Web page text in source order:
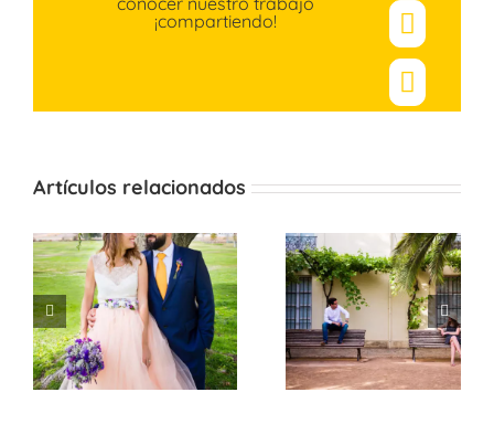
¡compartiendo!
Correo
Artículos relacionados
boda para
Granada?